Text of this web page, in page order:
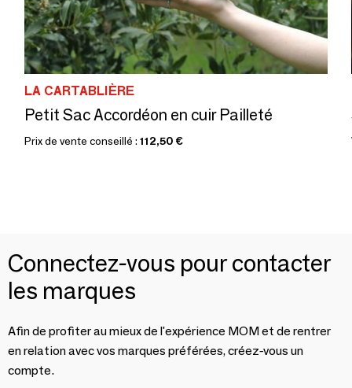
LA CARTABLIÈRE
Petit Sac Accordéon en cuir Pailleté
Prix de vente conseillé : 112,50 €
Connectez-vous pour contacter
les marques
Afin de profiter au mieux de l'expérience MOM et de rentrer
en relation avec vos marques préférées, créez-vous un
compte.